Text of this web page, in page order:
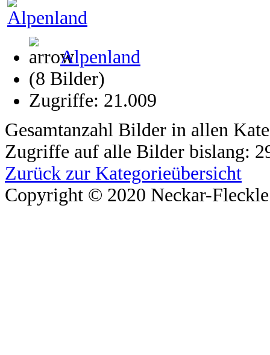
Alpenland
(8 Bilder)
Zugriffe: 21.009
Gesamtanzahl Bilder in allen
Zugriffe auf alle Bilder bislang:
Zurück zur Kategorieübersicht
Copyright © 2020 Neckar-